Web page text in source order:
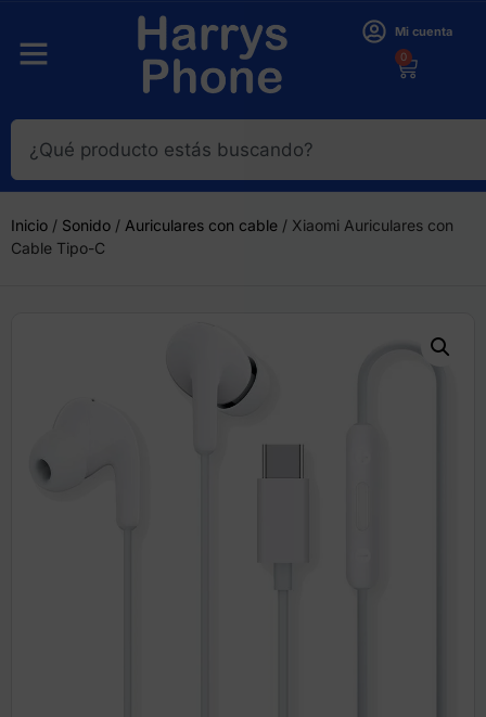
Mi cuenta
0
Inicio / Sonido / Auriculares con cable / Xiaomi Auriculares con
Cable Tipo-C